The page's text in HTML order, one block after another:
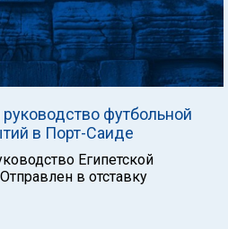
футбольной
в Порт-Саиде
Египетской
в отставку